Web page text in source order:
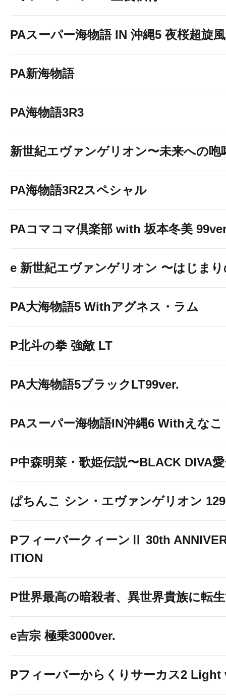
PAスーパー海物語 IN 沖縄5 夜桜超旋
PA新海物語
PA海物語3R3
新世紀エヴァンゲリオン〜未来への咆
PA海物語3R2スペシャル
PAコマコマ倶楽部 with 坂本冬美
e 新世紀エヴァンゲリオン 〜はじま
PA大海物語5 Withアグネス・ラム
P北斗の拳 強敵 LT
PA大海物語5ブラックLT99ver.
PAスーパー海物語IN沖縄6 Withえなこ
P中森明菜・歌姫伝説〜BLACK DIVA
ぱちんこ シン・エヴァンゲリオン
PフィーバークィーンⅡ 30th
ITION
P世界最高の暗殺者、異世界貴族に転
e吉宗 極乗3000ver.
Pフィーバーからくりサーカス2 Light